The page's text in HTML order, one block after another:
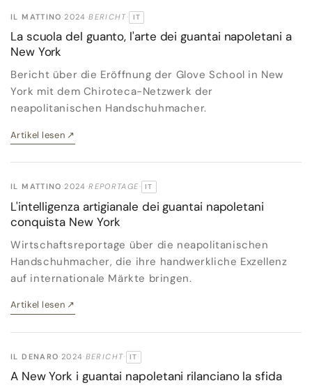
IL MATTINO ·2024 ·BERICHT· ORIGINALSPRACHE:
IT
La scuola del guanto, l'arte dei guantai napoletani a
New York
Bericht über die Eröffnung der Glove School in New
York mit dem Chiroteca-Netzwerk der
neapolitanischen Handschuhmacher.
Artikel lesen ↗
IL MATTINO ·2024 ·REPORTAGE · ORIGINALSPRACHE:
IT
L'intelligenza artigianale dei guantai napoletani
conquista New York
Wirtschaftsreportage über die neapolitanischen
Handschuhmacher, die ihre handwerkliche Exzellenz
auf internationale Märkte bringen.
Artikel lesen ↗
IL DENARO·2024 ·BERICHT· ORIGINALSPRACHE:
IT
A New York i guantai napoletani rilanciano la sfida